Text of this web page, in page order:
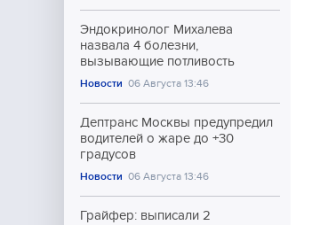
Эндокринолог Михалева
назвала 4 болезни,
вызывающие потливость
Новости 06 Августа 13:46
Дептранс Москвы предупредил
водителей о жаре до +30
градусов
Новости 06 Августа 13:46
Грайфер: выписали 2